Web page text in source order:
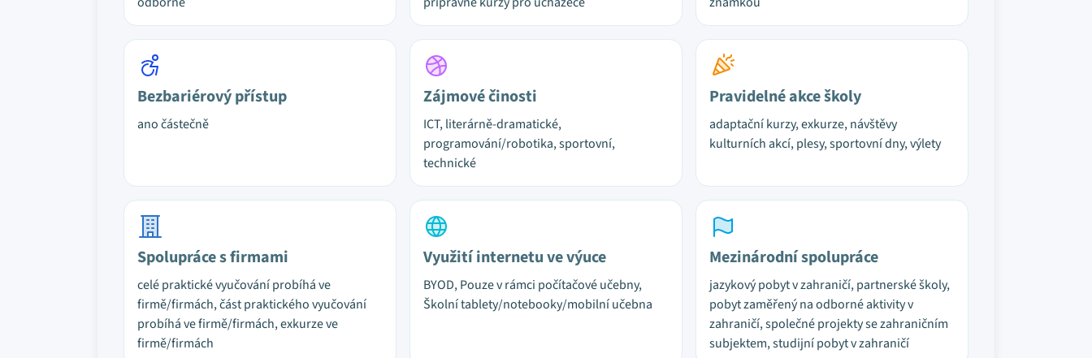
Bezbariérový přístup
ano částečně
Zájmové činosti
ICT, literárně-dramatické,
programování/robotika, sportovní,
technické
Pravidelné akce školy
adaptační kurzy, exkurze, návštěvy
kulturních akcí, plesy, sportovní dny, výlety
Spolupráce s firmami
celé praktické vyučování probíhá ve
firmě/firmách, část praktického vyučování
probíhá ve firmě/firmách, exkurze ve
firmě/firmách
Využití internetu ve výuce
BYOD, Pouze v rámci počítačové učebny,
Školní tablety/notebooky/mobilní učebna
Mezinárodní spolupráce
jazykový pobyt v zahraničí, partnerské školy,
pobyt zaměřený na odborné aktivity v
zahraničí, společné projekty se zahraničním
subjektem, studijní pobyt v zahraničí